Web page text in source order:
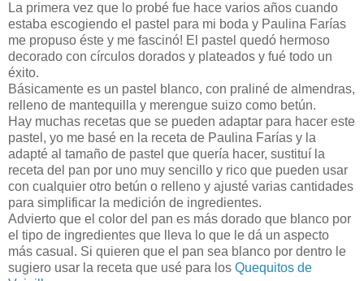
La primera vez que lo probé fue hace varios años cuando
estaba escogiendo el pastel para mi boda y Paulina Farías
me propuso éste y me fascinó! El pastel quedó hermoso
decorado con círculos dorados y plateados y fué todo un
éxito.
Básicamente es un pastel blanco, con praliné de almendras,
relleno de mantequilla y merengue suizo como betún.
Hay muchas recetas que se pueden adaptar para hacer este
pastel, yo me basé en la receta de Paulina Farías y la
adapté al tamaño de pastel que quería hacer, sustituí la
receta del pan por uno muy sencillo y rico que pueden usar
con cualquier otro betún o relleno y ajusté varias cantidades
para simplificar la medición de ingredientes.
Advierto que el color del pan es más dorado que blanco por
el tipo de ingredientes que lleva lo que le dá un aspecto
más casual. Si quieren que el pan sea blanco por dentro le
sugiero usar la receta que usé para los Quequitos de